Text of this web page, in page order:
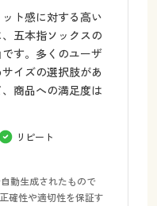
ト感に対する高い
五本指ソックスの
す。多くのユーザ
イズの選択肢があ
商品への満足度は
リピート
動生成されたもので
確性や適切性を保証す